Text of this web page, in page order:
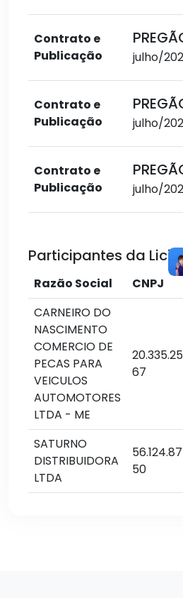
Contrato e
Publicação
julho/
Contrato e
Publicação
julho/
Contrato e
Publicação
julho/
Participantes da
Razão Social CNPJ
CARNEIRO DO
NASCIMENTO
COMERCIO DE
PECAS PARA
VEICULOS
AUTOMOTORES
LTDA - ME
67
SATURNO
DISTRIBUIDORA
LTDA
50